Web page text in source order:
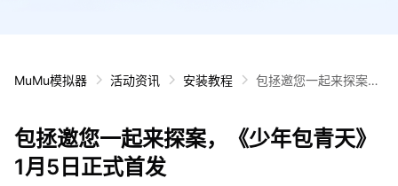
MuMu模拟器 活动资讯 安装教程
包拯邀您一起来探案，
包拯邀您一起来探案，《少年包青天》
1月5日正式首发